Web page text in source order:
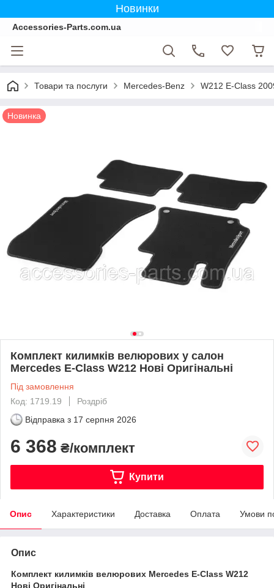
Новинки
Accessories-Parts.com.ua
Товари та послуги Mercedes-Benz W212 E-Class
Новинка
Комплект килимків велюрових у салон
Mercedes E-Class W212 Нові Оригінальні
Під замовлення
Код: 1719.19
Роздріб
Відправка з 17 серпня 2026
6 368 ₴/комплект
Купити
Опис Характеристики Доставка Оплата Умови
Опис
Комплект килимків велюрових Mercedes E-Class W212
Нові Оригінальні